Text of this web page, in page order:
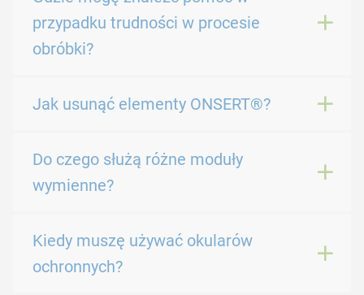
przypadku trudności w procesie
obróbki?
Jak usunąć elementy ONSERT®?
Do czego służą różne moduły
wymienne?
Kiedy muszę używać okularów
ochronnych?